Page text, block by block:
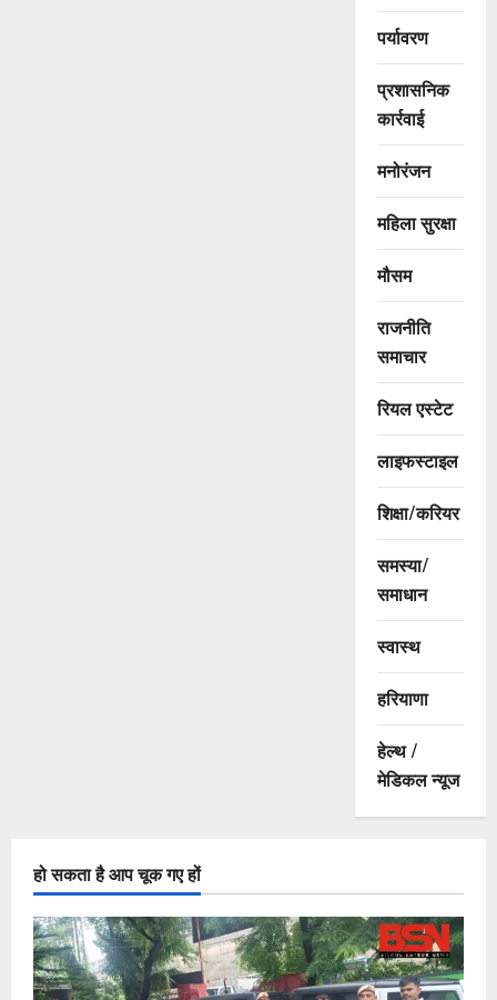
पर्यावरण
प्रशासनिक
कार्रवाई
मनोरंजन
महिला सुरक्षा
मौसम
राजनीति
समाचार
रियल एस्टेट
लाइफस्टाइल
शिक्षा/करियर
समस्या/
समाधान
स्वास्थ
हरियाणा
हेल्थ /
मेडिकल न्यूज
हो सकता है आप चूक गए हों